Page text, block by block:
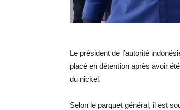
Le président de l’autorité
placé en détention après avoir
du nickel.
Selon le parquet général, il est